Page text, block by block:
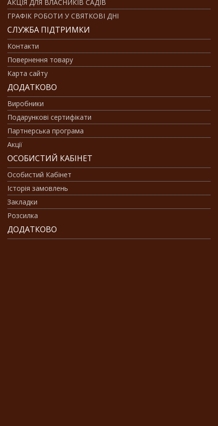
АКЦІЯ ДЛЯ ВЛАСНИКІВ САДІВ
ГРАФІК РОБОТИ У СВЯТКОВІ ДНІ
СЛУЖБА ПІДТРИМКИ
Контакти
Повернення товару
Карта сайту
ДОДАТКОВО
Виробники
Подарункові сертифікати
Партнерська програма
Акції
ОСОБИСТИЙ КАБІНЕТ
Особистий Кабінет
Історія замовлень
Закладки
Розсилка
ДОДАТКОВО